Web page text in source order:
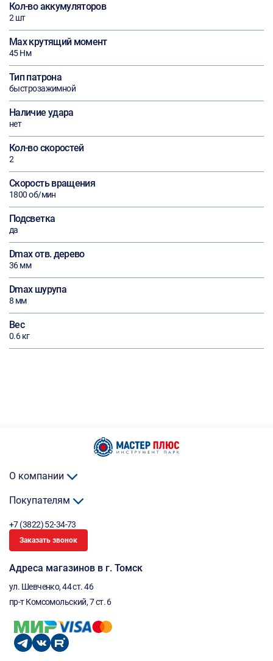
Кол-во аккумуляторов
2 шт
Max крутящий момент
45 Нм
Тип патрона
быстрозажимной
Наличие удара
нет
Кол-во скоростей
2
Скорость вращения
1800 об/мин
Подсветка
да
Dmax отв. дерево
36 мм
Dmax шурупа
8 мм
Вес
0.6 кг
О компании
Покупателям
+7 (3822) 52-34-73
Заказать звонок
Адреса магазинов в г. Томск
ул. Шевченко, 44 ст. 46
пр-т Комсомольский, 7 ст. 6